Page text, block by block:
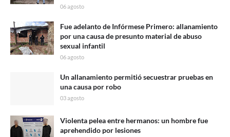
06 agosto
Fue adelanto de Infórmese Primero: allanamiento
por una causa de presunto material de abuso
sexual infantil
06 agosto
Un allanamiento permitió secuestrar pruebas en
una causa por robo
03 agosto
Violenta pelea entre hermanos: un hombre fue
aprehendido por lesiones